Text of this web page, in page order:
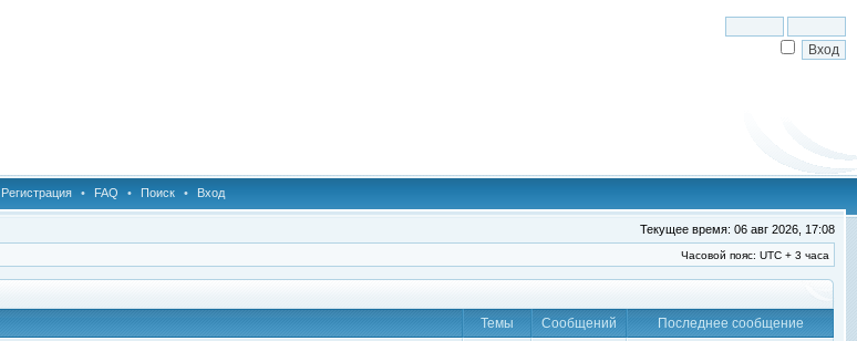
Регистрация • FAQ • Поиск • Вход
Текущее время: 06 авг 2026, 17:08
Часовой пояс: UTC + 3 часа
Темы Сообщений
Последнее сообщение